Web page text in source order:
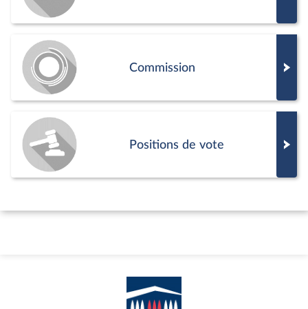
Commission
Positions de vote